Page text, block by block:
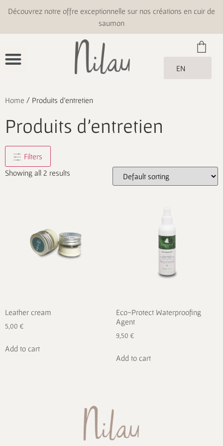
Découvrez notre offre exceptionnelle sur nos créations en cuir de
saumon
EN
Home / Produits d'entretien
Produits d'entretien
Filters
Showing all 2 results
Leather cream
5,00 €
Add to cart
Eco-Protect Waterproofing
Agent
9,50 €
Add to cart